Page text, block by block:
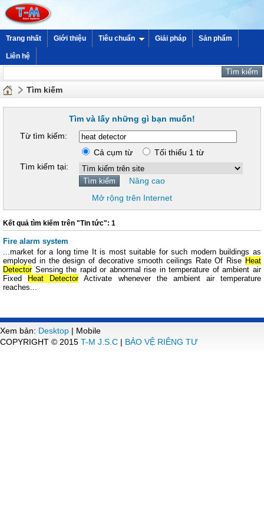
Trang nhất Giới thiệu Tiêu chuẩn Giải pháp Sản phẩm
Liên hệ
Tìm kiếm
Tìm và lấy những gì bạn muốn!
Từ tìm kiếm:
Cả cụm từ
Tối thiểu 1 từ
Tìm kiếm tại:
Nâng cao
Mở rộng trên Internet
Kết quả tìm kiếm trên "Tin tức": 1
Fire alarm system
...market for a long time It is most suitable for such modern buildings as
employed in the design of decorative smooth ceilings Rate Of Rise Heat
DetectorSensing the rapid or abnormal rise in temperature of ambient air
Fixed
Heat DetectorActivate whenever the ambient air temperature
reaches...
Xem bản: Desktop | Mobile
COPYRIGHT © 2015 T-M J.S.C | BẢO VỆ RIÊNG TƯ